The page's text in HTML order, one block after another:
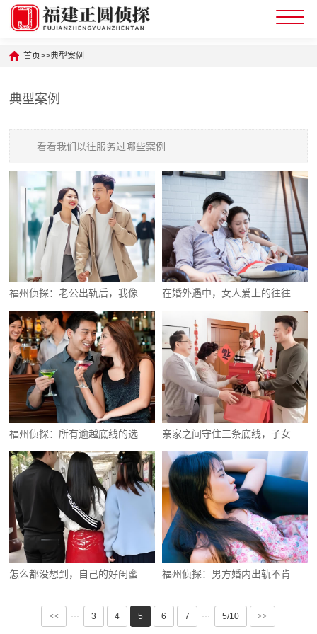
首页>>典型案例
典型案例
看看我们以往服务过哪些案例
福州侦探：老公出轨后，我像个疯子般折磨自己 在婚外遇中，女人爱上的往往不是那个男人
亲家之间守住三条底线，子女的日子才能过好
<< ··· 3 4 5 6 7 ··· 5/10 >>